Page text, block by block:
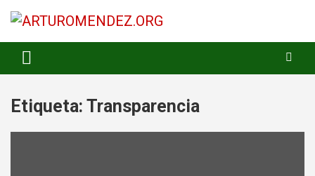
ARTUROMENDEZ.ORG
Etiqueta: Transparencia